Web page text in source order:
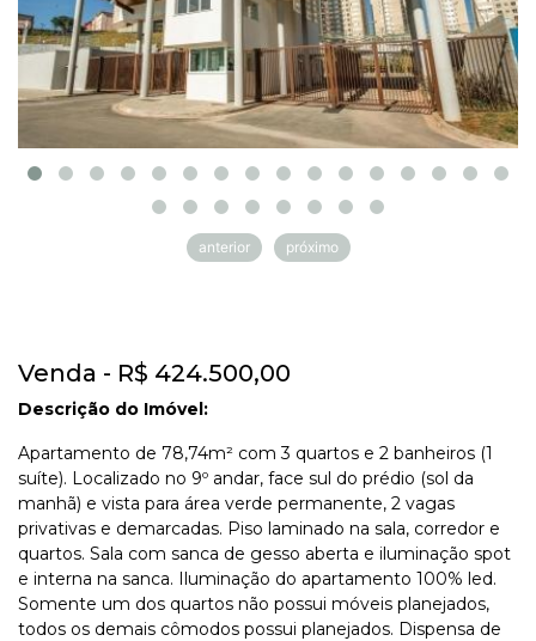
anterior próximo
Venda - R$ 424.500,00
Descrição do Imóvel:
Apartamento de 78,74m² com 3 quartos e 2 banheiros (1
suíte). Localizado no 9º andar, face sul do prédio (sol da
manhã) e vista para área verde permanente, 2 vagas
privativas e demarcadas. Piso laminado na sala, corredor e
quartos. Sala com sanca de gesso aberta e iluminação spot
e interna na sanca. Iluminação do apartamento 100% led.
Somente um dos quartos não possui móveis planejados,
todos os demais cômodos possui planejados. Dispensa de